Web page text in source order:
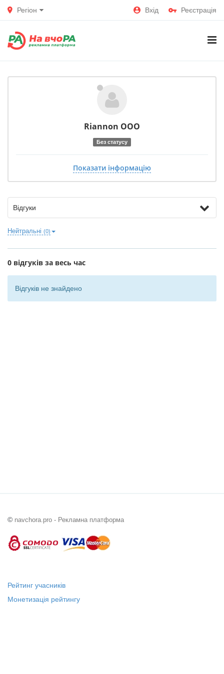
Регіон Вхід Реєстрація
Riannon OOO
Без статусу
Показати інформацію
Відгуки
Нейтральні (0)
0 відгуків за весь час
Відгуків не знайдено
© navchora.pro - Рекламна платформа
Рейтинг учасників
Монетизація рейтингу